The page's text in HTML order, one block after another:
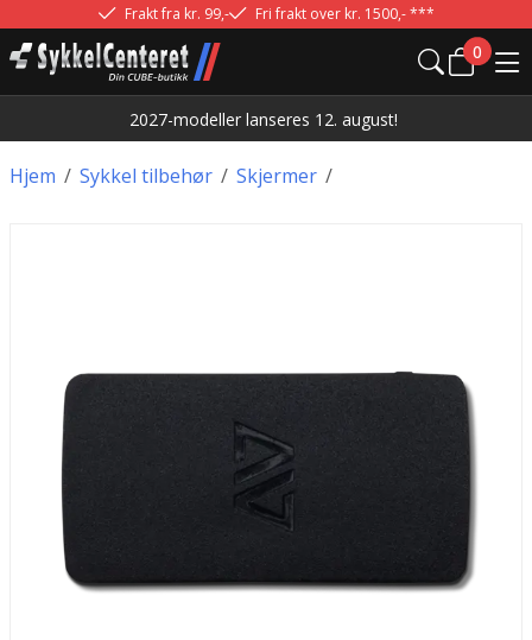
Frakt fra kr. 99,- Fri frakt over kr. 1500,- ***
0
2027-modeller lanseres 12. august!
/
Hjem /
Sykkel tilbehør /
Skjermer